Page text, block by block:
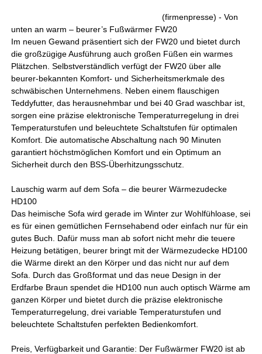
(firmenpresse) - Von
unten an warm – beurer’s Fußwärmer FW20
Im neuen Gewand präsentiert sich der FW20 und bietet durch
die großzügige Ausführung auch großen Füßen ein warmes
Plätzchen. Selbstverständlich verfügt der FW20 über alle
beurer-bekannten Komfort- und Sicherheitsmerkmale des
schwäbischen Unternehmens. Neben einem flauschigen
Teddyfutter, das herausnehmbar und bei 40 Grad waschbar ist,
sorgen eine präzise elektronische Temperaturregelung in drei
Temperaturstufen und beleuchtete Schaltstufen für optimalen
Komfort. Die automatische Abschaltung nach 90 Minuten
garantiert höchstmöglichen Komfort und ein Optimum an
Sicherheit durch den BSS-Überhitzungsschutz.
Lauschig warm auf dem Sofa – die beurer Wärmezudecke
HD100
Das heimische Sofa wird gerade im Winter zur Wohlfühloase, sei
es für einen gemütlichen Fernsehabend oder einfach nur für ein
gutes Buch. Dafür muss man ab sofort nicht mehr die teuere
Heizung betätigen, beurer bringt mit der Wärmezudecke HD100
die Wärme direkt an den Körper und das nicht nur auf dem
Sofa. Durch das Großformat und das neue Design in der
Erdfarbe Braun spendet die HD100 nun auch optisch Wärme am
ganzen Körper und bietet durch die präzise elektronische
Temperaturregelung, drei variable Temperaturstufen und
beleuchtete Schaltstufen perfekten Bedienkomfort.
Preis, Verfügbarkeit und Garantie: Der Fußwärmer FW20 ist ab